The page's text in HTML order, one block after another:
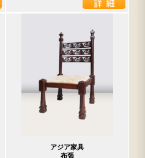
アジア家具
布張